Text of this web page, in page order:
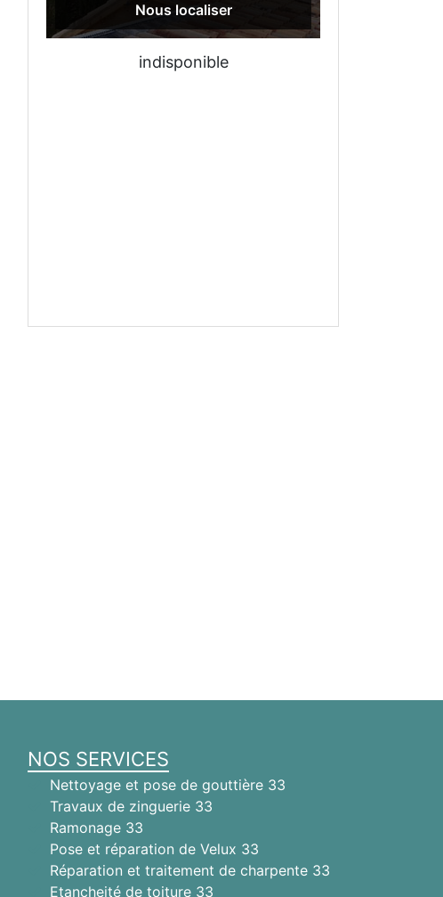
Nous localiser
indisponible
NOS SERVICES
Nettoyage et pose de gouttière 33
Travaux de zinguerie 33
Ramonage 33
Pose et réparation de Velux 33
Réparation et traitement de charpente 33
Etancheité de toiture 33